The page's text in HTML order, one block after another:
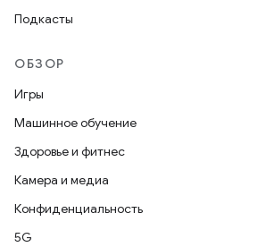
Подкасты
ОБЗОР
Игры
Машинное обучение
Здоровье и фитнес
Камера и медиа
Конфиденциальность
5G